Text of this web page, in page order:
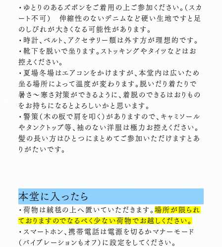
・ゆとりのあるズボンをご着用の上ご参加ください。 （スカ
ート不可）
伸縮性のないデニムなど硬い生地ですと足
のしびれが大きくなる可能性があります。
・時計、ベルト、アクセサリー類は外す方が理想的です。
・靴下を脱いで坐ります。 ストッキングやタイツなどはお
控えください。
・夏場冬場はエアコンをかけますが、本堂内は広いため
坐る場所によって温度が変わります。脱いだり着たりで
暑さ～寒さ対策ができるように、着脱のできるはおりもの
をお持ちになるとよろしいかと思います。
・警策（木の板で肩を叩く）がありますので、 キャミソール
やタンクトップ等、袖のない洋服は極力お控えください 。
髪の長い方はひとつにまとめてご参加いただけますとあ
りがたいです。
本堂に入ったら
・荷物は絨毯の上へ置いていただきます。 場所が限られ
ておりますのでなるべく少ない荷物でお越しください。
・スマートホン、携帯電話は電源を切るかマナーモード
（バイブレーションもオフ）に設定をしてください。